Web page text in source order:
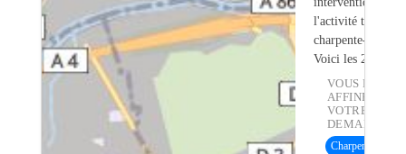
l'activité
charpente-bois.
Voici les 20
VOUS
AFFINER
VOTRE
DEMANDE :
Charpente bois